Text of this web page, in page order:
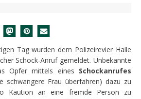
Tag wurden dem Polizeirevier Halle
Schock-Anruf gemeldet. Unbekannte
Opfer mittels eines Schockanrufes
schwangere Frau überfahren) dazu zu
Kaution an eine fremde Person zu